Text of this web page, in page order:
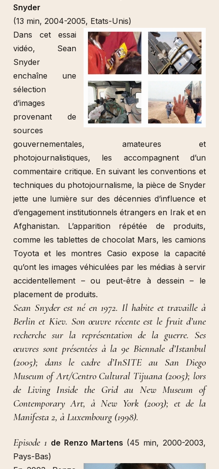
Snyder
(13 min, 2004-2005, Etats-Unis)
Dans cet essai
vidéo, Sean
Snyder
enchaîne une
sélection
d’images
provenant de
sources
gouvernementales, amateures et
photojournalistiques, les accompagnent d’un
commentaire critique. En suivant les conventions et
techniques du photojournalisme, la pièce de Snyder
jette une lumière sur des décennies d’influence et
d’engagement institutionnels étrangers en Irak et en
Afghanistan. L’apparition répétée de produits,
comme les tablettes de chocolat Mars, les camions
Toyota et les montres Casio expose la capacité
qu’ont les images véhiculées par les médias à servir
accidentellement – ou peut-être à dessein – le
placement de produits.
Sean Snyder est né en 1972. Il habite et travaille à
Berlin et Kiev. Son œuvre récente est le fruit d’une
recherche sur la représentation de la guerre. Ses
œuvres sont présentées à la 9e Biennale d’Istanbul
(2005); dans le cadre d’InSITE au San Diego
Museum of Art/Centro Cultural Tijuana (2005); lors
de Living Inside the Grid au New Museum of
Contemporary Art, à New York (2003); et de la
Manifesta 2, à Luxembourg (1998).
Episode 1 de Renzo Martens (45 min, 2000-2003,
Pays-Bas)